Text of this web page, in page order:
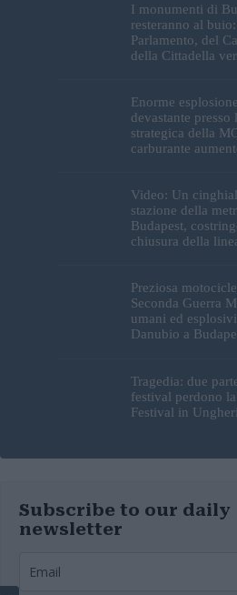
I monumenti di
resteranno al
Parlamento, del
della Cittadella
Enorme
devastante
strategica della
carburante
Video: Un
stazione della
Budapest,
chiusura della
Preziosa
Seconda Guerra
umani ed
Danubio a
Tragedia: due
festival perdono
Festival in
Subscribe to our daily
newsletter